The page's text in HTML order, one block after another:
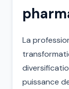
La
puissance